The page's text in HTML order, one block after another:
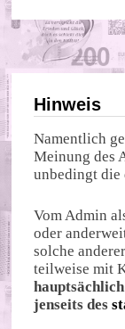
Hinweis
Namentlich
Meinung des
unbedingt die
Vom Admin
oder
solche
teilweise mit
jenseits des